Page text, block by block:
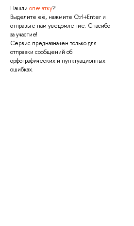
Нашли опечатку?
Выделите её, нажмите Ctrl+Enter и
отправьте нам уведомление. Спасибо
за участие!
Сервис предназначен только для
отправки сообщений об
орфографических и пунктуационных
ошибках.